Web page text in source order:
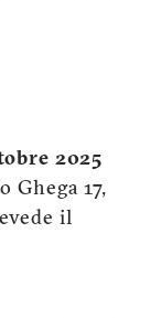
2025
Ghega 17,
il